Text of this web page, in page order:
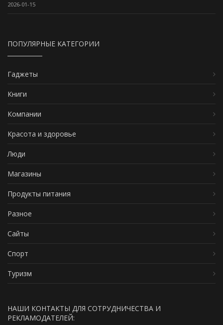
2026-01-15
ПОПУЛЯРНЫЕ КАТЕГОРИИ
Гаджеты
Книги
Компании
Красота и здоровье
Люди
Магазины
Продукты питания
Разное
Сайты
Спорт
Туризм
НАШИ КОНТАКТЫ ДЛЯ СОТРУДНИЧЕСТВА И
РЕКЛАМОДАТЕЛЕЙ: